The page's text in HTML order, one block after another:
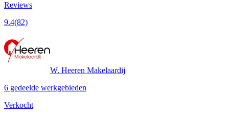
Reviews
9.4(82)
W. Heeren Makelaardij
6 gedeelde werkgebieden
Verkocht